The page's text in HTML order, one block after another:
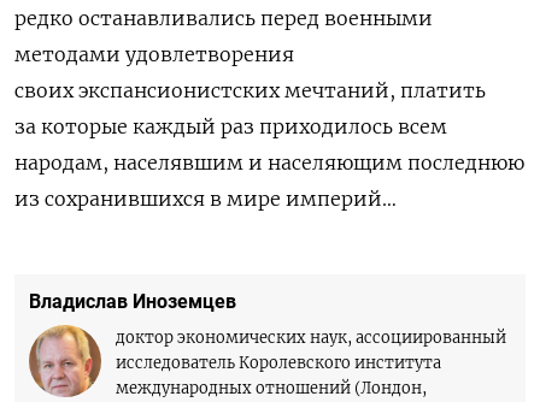
редко останавливались перед военными
методами удовлетворения
своих экспансионистских мечтаний, платить
за которые каждый раз приходилось всем
народам, населявшим и населяющим последнюю
из сохранившихся в мире империй…
Владислав Иноземцев
доктор экономических наук, ассоциированный
исследователь Королевского института
международных отношений (Лондон,